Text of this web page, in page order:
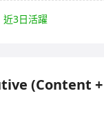
近3日活躍
(Content +